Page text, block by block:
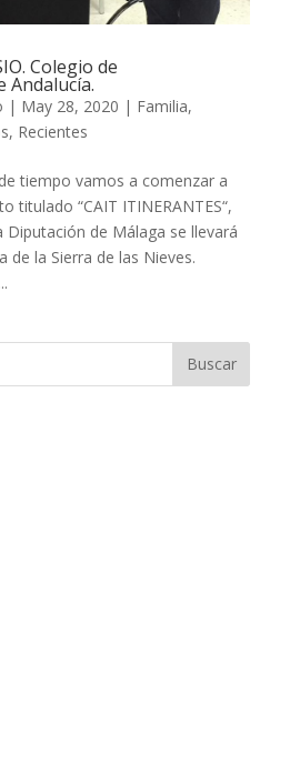
Colegio de
Andalucía.
| May 28, 2020 | Familia,
, Recientes
tiempo vamos a comenzar a
titulado “CAIT ITINERANTES“,
Diputación de Málaga se llevará
de la Sierra de las Nieves.